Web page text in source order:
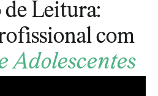
Leitura:
com
Adolescentes